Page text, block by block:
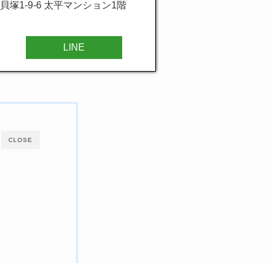
塚1-9-6 太平マンション1階
LINE
CLOSE